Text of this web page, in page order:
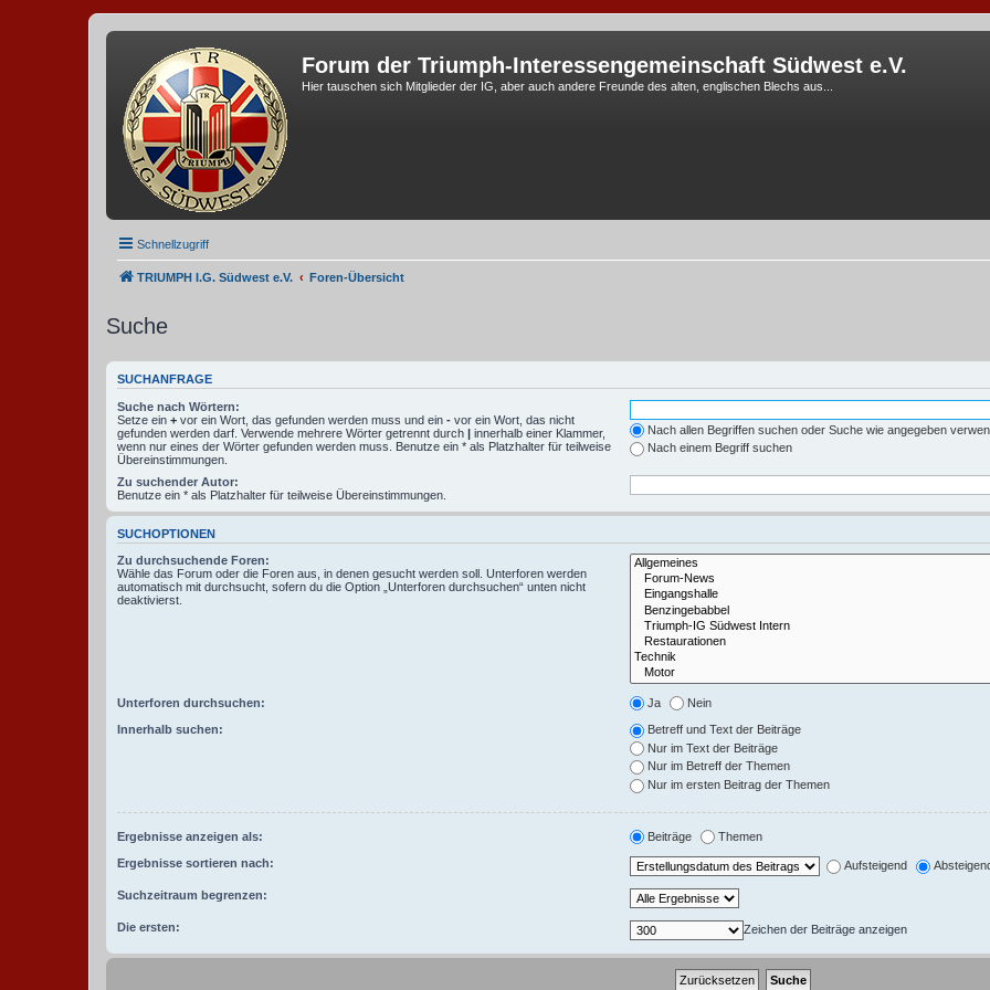
Forum der Triumph-Interessengemeinschaft Südwest e.V.
Hier tauschen sich Mitglieder der IG, aber auch andere Freunde des alten, englischen Blechs aus...
Schnellzugriff
TRIUMPH I.G. Südwest e.V. Foren-Übersicht
Suche
SUCHANFRAGE
Suche nach Wörtern:
Setze ein + vor ein Wort, das gefunden werden muss und ein - vor ein Wort, das nicht
gefunden werden darf. Verwende mehrere Wörter getrennt durch | innerhalb einer Klammer,
wenn nur eines der Wörter gefunden werden muss. Benutze ein * als Platzhalter für teilweise
Übereinstimmungen.
Nach allen Begriffen suchen oder Suche wie angegeben
Nach einem Begriff suchen
Zu suchender Autor:
Benutze ein * als Platzhalter für teilweise Übereinstimmungen.
SUCHOPTIONEN
Zu durchsuchende Foren:
Wähle das Forum oder die Foren aus, in denen gesucht werden soll. Unterforen werden
automatisch mit durchsucht, sofern du die Option „Unterforen durchsuchen“ unten nicht
deaktivierst.
Unterforen durchsuchen: Ja Nein
Innerhalb suchen:
Betreff und Text der Beiträge
Nur im Text der Beiträge
Nur im Betreff der Themen
Nur im ersten Beitrag der Themen
Ergebnisse anzeigen als: Beiträge Themen
Ergebnisse sortieren nach: Aufsteigend
Suchzeitraum begrenzen:
Die ersten: Zeichen der Beiträge anzeigen